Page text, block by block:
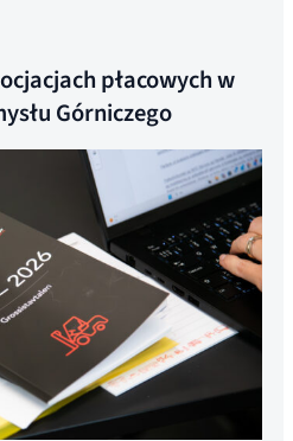
płacowych w
Górniczego